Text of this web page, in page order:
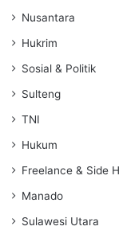
Nusantara
Hukrim
Sosial & Politik
Sulteng
TNI
Hukum
Freelance & Side
Manado
Sulawesi Utara